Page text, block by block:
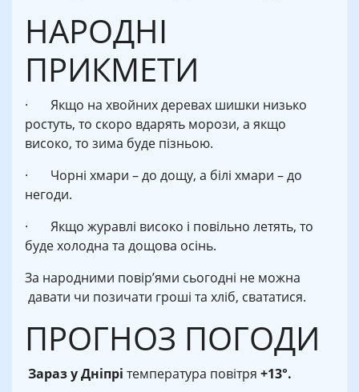
НАРОДНІ
ПРИКМЕТИ
· Якщо на хвойних деревах шишки низько
ростуть, то скоро вдарять морози, а якщо
високо, то зима буде пізньою.
· Чорні хмари – до дощу, а білі хмари – до
негоди.
· Якщо журавлі високо і повільно летять, то
буде холодна та дощова осінь.
За народними повір’ями сьогодні не можна
давати чи позичати гроші та хліб, свататися.
ПРОГНОЗ ПОГОДИ
Зараз у Дніпрі температура повітря +13°.